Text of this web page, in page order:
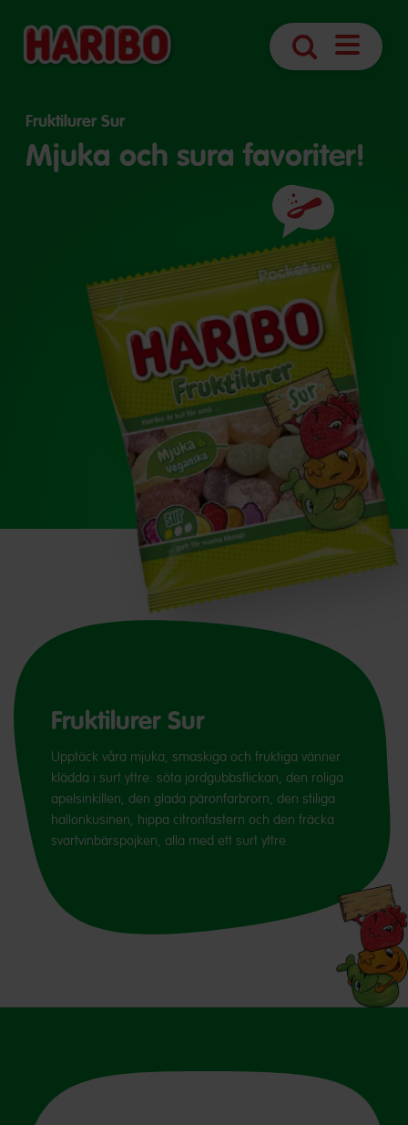
Sök
Öppna
Fruktilurer Sur
Mjuka och sura favoriter!
Ingredienser
Fruktilurer Sur
Upptäck våra mjuka, smaskiga och fruktiga vänner
klädda i surt yttre: söta jordgubbsflickan, den roliga
apelsinkillen, den glada päronfarbrorn, den stiliga
hallonkusinen, hippa citronfastern och den fräcka
svartvinbärspojken, alla med ett surt yttre.